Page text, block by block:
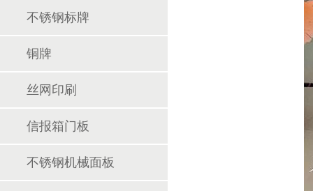
不锈钢标牌
铜牌
丝网印刷
信报箱门板
不锈钢机械面板